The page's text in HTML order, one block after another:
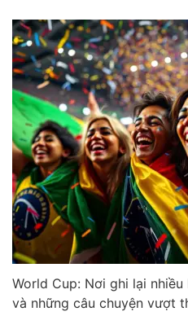
World Cup: Nơi ghi lại
và những câu chuyện vượt